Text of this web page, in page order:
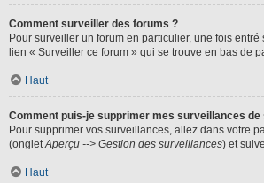
Comment surveiller des forums ?
Pour surveiller un forum en particulier, une fois
lien « Surveiller ce forum » qui se trouve en bas de
Haut
Comment puis-je supprimer mes surveillances de
Pour supprimer vos surveillances, allez dans votre
(ongletAperçu --> Gestion des surveillances) et
Haut